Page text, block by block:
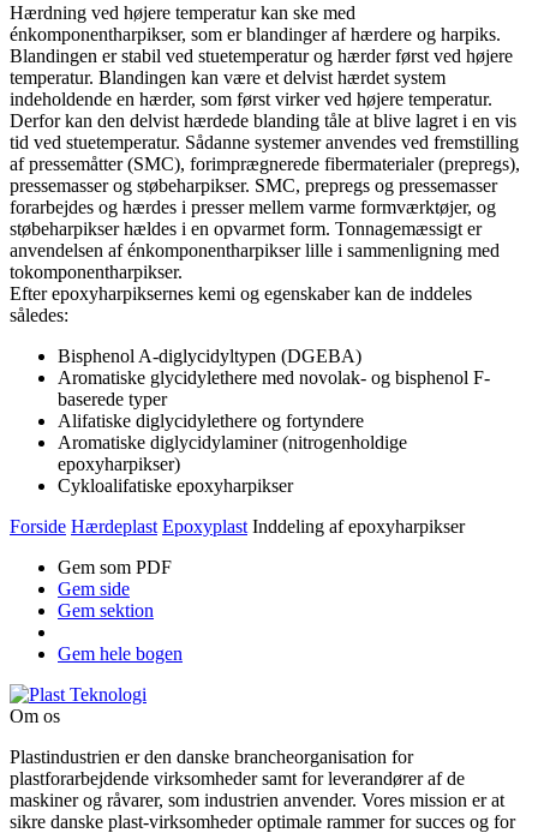
Hærdning ved højere temperatur kan ske med
énkomponentharpikser, som er blandinger af hærdere og harpiks.
Blandingen er stabil ved stuetemperatur og hærder først ved højere
temperatur. Blandingen kan være et delvist hærdet system
indeholdende en hærder, som først virker ved højere temperatur.
Derfor kan den delvist hærdede blanding tåle at blive lagret i en vis
tid ved stuetemperatur. Sådanne systemer anvendes ved fremstilling
af pressemåtter (SMC), forimprægnerede fibermaterialer (prepregs),
pressemasser og støbeharpikser. SMC, prepregs og pressemasser
forarbejdes og hærdes i presser mellem varme formværktøjer, og
støbeharpikser hældes i en opvarmet form. Tonnagemæssigt er
anvendelsen af énkomponentharpikser lille i sammenligning med
tokomponentharpikser.
Efter epoxyharpiksernes kemi og egenskaber kan de inddeles
således:
Bisphenol A-diglycidyltypen (DGEBA)
Aromatiske glycidylethere med novolak- og bisphenol F-
baserede typer
Alifatiske diglycidylethere og fortyndere
Aromatiske diglycidylaminer (nitrogenholdige
epoxyharpikser)
Cykloalifatiske epoxyharpikser
Forside Hærdeplast Epoxyplast Inddeling af epoxyharpikser
Gem som PDF
Gem side
Gem sektion
Gem hele bogen
Om os
Plastindustrien er den danske brancheorganisation for
plastforarbejdende virksomheder samt for leverandører af de
maskiner og råvarer, som industrien anvender. Vores mission er at
sikre danske plast-virksomheder optimale rammer for succes og for